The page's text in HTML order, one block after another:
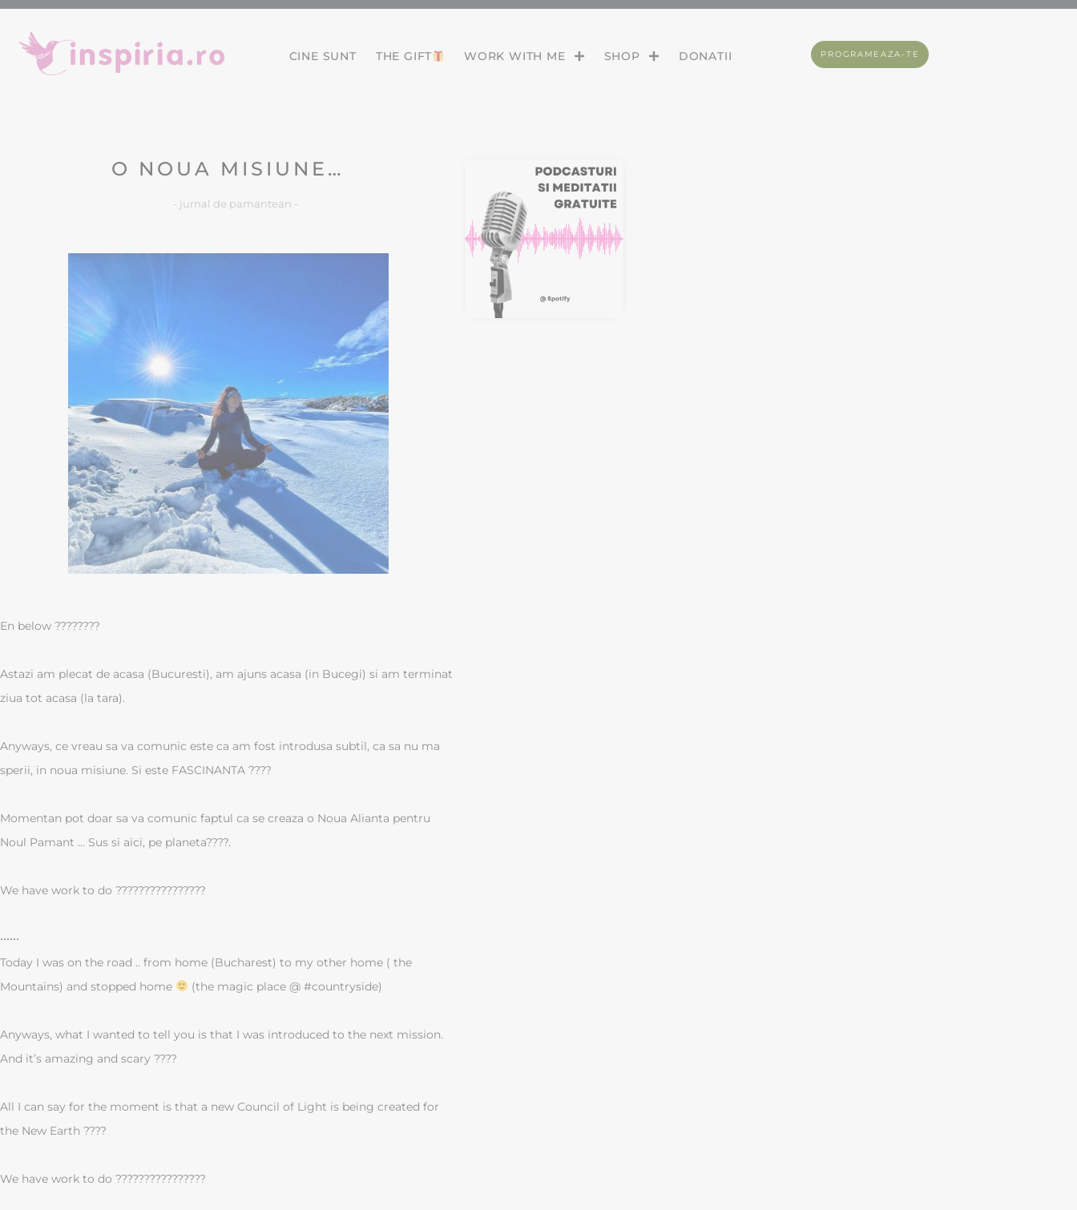
CINE SUNT THE GIFT WORK WITH ME SHOP DONATII PROGRAMEAZA-TE
O NOUA MISIUNE…
- jurnal de pamantean -
En below ????????
Astazi am plecat de acasa (Bucuresti), am ajuns acasa (in Bucegi) si am terminat
ziua tot acasa (la tara).
Anyways, ce vreau sa va comunic este ca am fost introdusa subtil, ca sa nu ma
sperii, in noua misiune. Si este FASCINANTA ????
Momentan pot doar sa va comunic faptul ca se creaza o Noua Alianta pentru
Noul Pamant … Sus si aici, pe planeta????.
We have work to do ????????????????
••••••
Today I was on the road .. from home (Bucharest) to my other home ( the
Mountains) and stopped home
(the magic place @ #countryside)
Anyways, what I wanted to tell you is that I was introduced to the next mission.
And it’s amazing and scary ????
All I can say for the moment is that a new Council of Light is being created for
the New Earth ????
We have work to do ????????????????